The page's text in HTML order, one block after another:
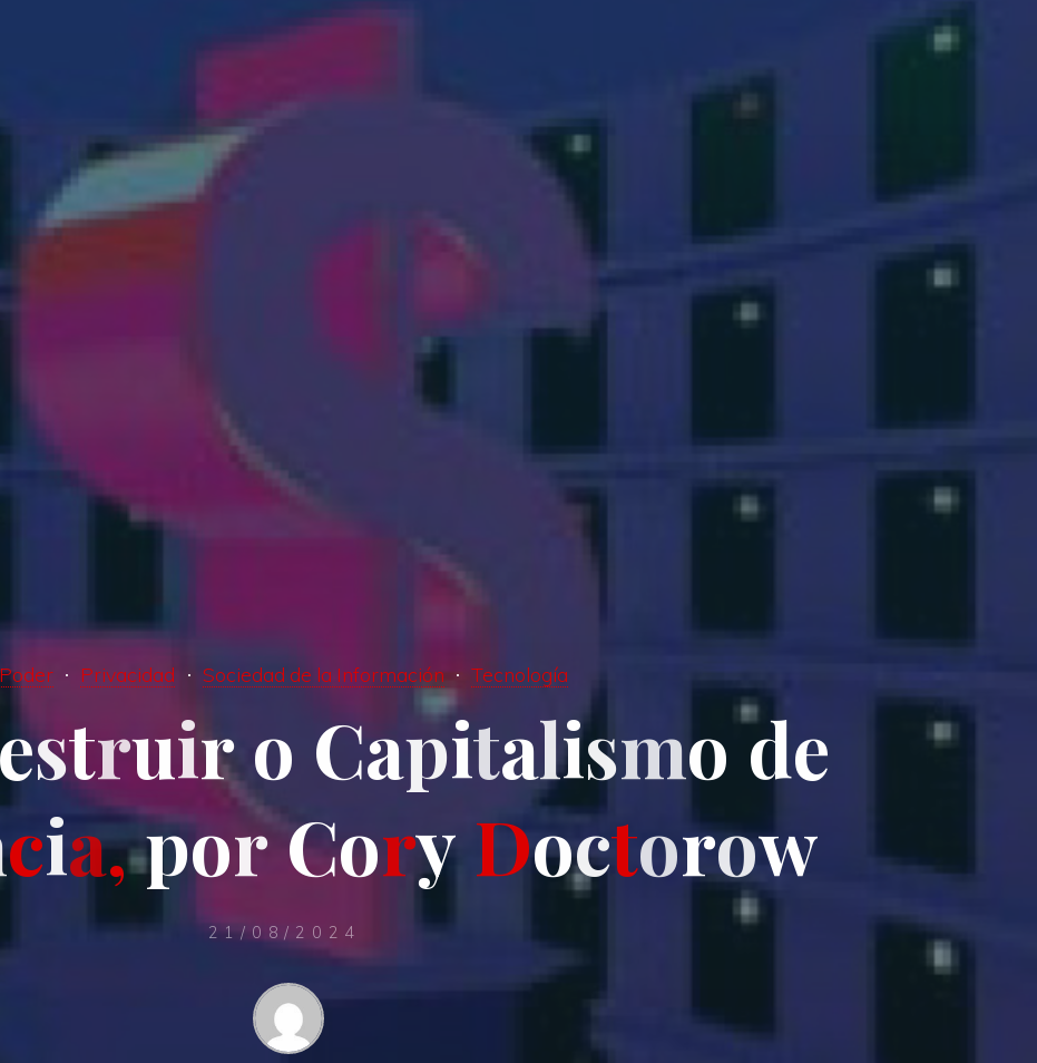
Privacidad Sociedad de la Información Tecnología
estruir o Capitalismo de
cia,porCory Doctorow
21/08/2024